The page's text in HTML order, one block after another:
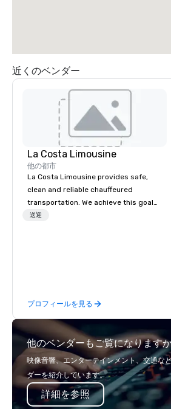
近くのベンダー
La Costa Limousine
他の都市
La Costa Limousine provides safe,
clean and reliable chauffeured
transportation. We achieve this goal
with highly trained chauffeurs, the
late model luxury vehicles to the
highly experienced and professional
team of chauffeurs and support staff;
you will know quality when you travel
with La Costa Limousine.
送迎
プロフィールを見る
他のベンダーもご覧になります
映像音響、エンターテインメント、交通な
ダーを紹介しています。
詳細を参照